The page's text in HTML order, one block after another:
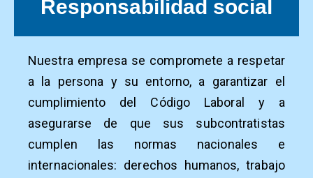
Nuestra empresa se compromete a respetar
a la persona y su entorno, a garantizar el
cumplimiento del Código Laboral y a
asegurarse de que sus subcontratistas
cumplen las normas nacionales e
internacionales: derechos humanos, trabajo
Responsabilidad social